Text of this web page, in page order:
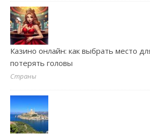
Казино онлайн: как выбрать место
потерять головы
Страны